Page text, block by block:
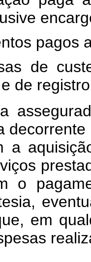
pagos
de
de
a
o
em